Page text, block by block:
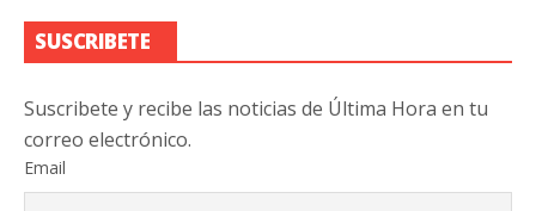
SUSCRIBETE
Suscribete y recibe las noticias de Última Hora en tu
correo electrónico.
Email